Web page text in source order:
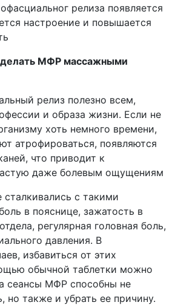
релиза появляется
настроение и повышается
МФР массажными
релиз полезно всем,
и образа жизни. Если не
хоть немного времени,
атрофироваться, появляются
что приводит к
даже болевым ощущениям
сталкивались с такими
в пояснице, зажатость в
регулярная головная боль,
давления. В
избавиться от этих
обычной таблетки можно
сеансы МФР способны не
но также и убрать ее причину.